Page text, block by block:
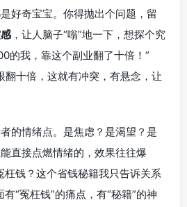
好奇宝宝。你得抛出个问题，留
，让人脑子“嗡”地一下，想探个究
的我，靠这个副业翻了十倍！”
十倍，这就有冲突，有悬念，让
者的情绪点。是焦虑？是渴望？是
直接点燃情绪的，效果往往爆
枉钱？这个省钱秘籍我只告诉关系
“冤枉钱”的痛点，有“秘籍”的神